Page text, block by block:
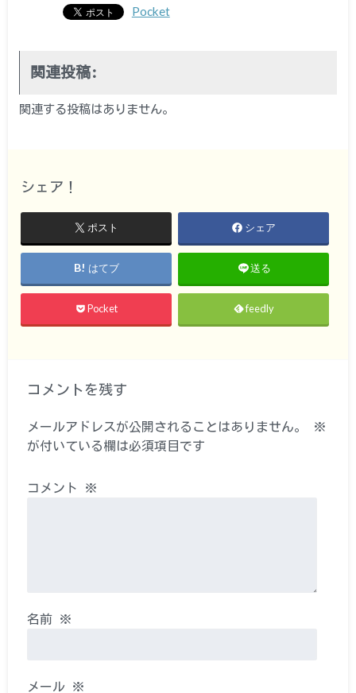
Pocket
関連投稿:
関連する投稿はありません。
シェア！
ポスト シェア
はてブ 送る
Pocket feedly
コメントを残す
メールアドレスが公開されることはありません。
※
が付いている欄は必須項目です
コメント ※
名前 ※
メール ※